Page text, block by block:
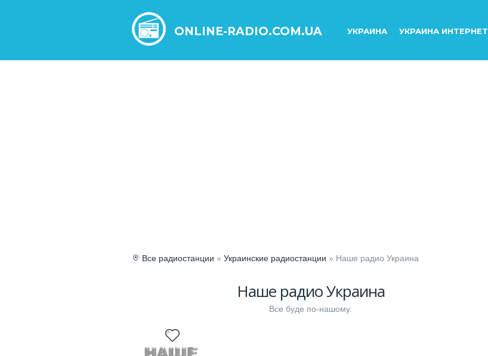
ONLINE-RADIO.COM.UA УКРАИНА УКРАИНА ИНТЕРНЕТ
Все радиостанции » Украинские радиостанции » Наше радио Украина
Наше радио Украина
Все буде по-нашому.